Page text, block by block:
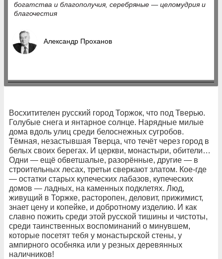
богатства и благополучия, серебряные — целомудрия и
благочестия
Александр Проханов
Восхитителен русский город Торжок, что под Тверью.
Голубые снега и янтарное солнце. Нарядные милые
дома вдоль улиц среди белоснежных сугробов.
Тёмная, незастывшая Тверца, что течёт через город в
белых своих берегах. И церкви, монастыри, обители…
Одни — ещё обветшалые, разорённые, другие — в
строительных лесах, третьи сверкают златом. Кое-где
— остатки старых купеческих лабазов, купеческих
домов — ладных, на каменных подклетях. Люд,
живущий в Торжке, расторопен, деловит, прижимист,
знает цену и копейке, и добротному изделию. И как
славно пожить среди этой русской тишины и чистоты,
среди таинственных воспоминаний о минувшем,
которые посетят тебя у монастырской стены, у
ампирного особняка или у резных деревянных
наличников!